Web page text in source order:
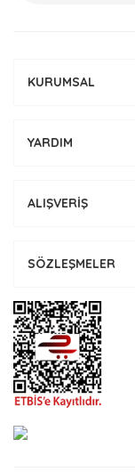
KURUMSAL
YARDIM
ALIŞVERİŞ
SÖZLEŞMELER